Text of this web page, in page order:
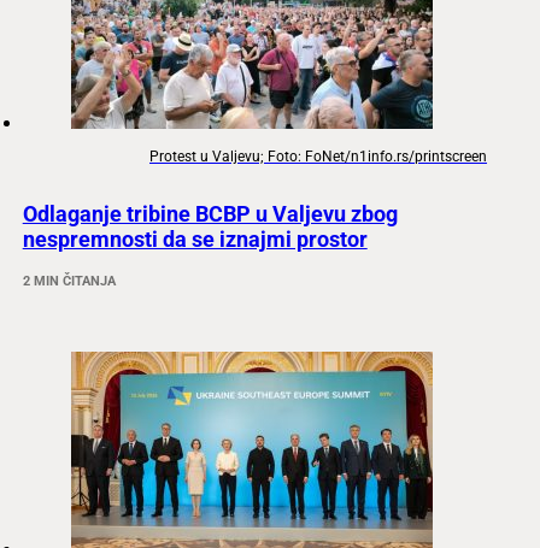
Protest u Valjevu; Foto: FoNet/n1info.rs/printscreen
Odlaganje tribine BCBP u Valjevu zbog
nespremnosti da se iznajmi prostor
2 MIN ČITANJA